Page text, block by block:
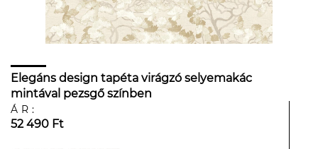
Elegáns design tapéta virágzó selyemakác
mintával pezsgő színben
ÁR:
52 490 Ft